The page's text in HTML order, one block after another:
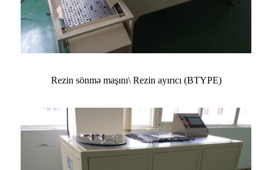
Rezin sönmə maşını\ Rezin ayırıcı (BTYPE)